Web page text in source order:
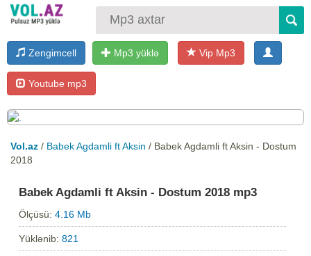
Zengimcell Mp3 yüklə Vip Mp3
Youtube mp3
Vol.az / Babek Agdamli ft Aksin / Babek Agdamli ft Aksin - Dostum
2018
Babek Agdamli ft Aksin - Dostum 2018 mp3
Ölçüsü:4.16 Mb
Yüklənib:821